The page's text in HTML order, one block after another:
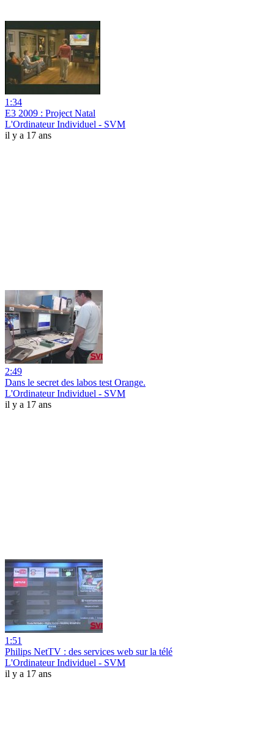
1:34
E3 2009 : Project Natal
L'Ordinateur Individuel - SVM
il y a 17 ans
2:49
Dans le secret des labos test Orange.
L'Ordinateur Individuel - SVM
il y a 17 ans
1:51
Philips NetTV : des services web sur la télé
L'Ordinateur Individuel - SVM
il y a 17 ans